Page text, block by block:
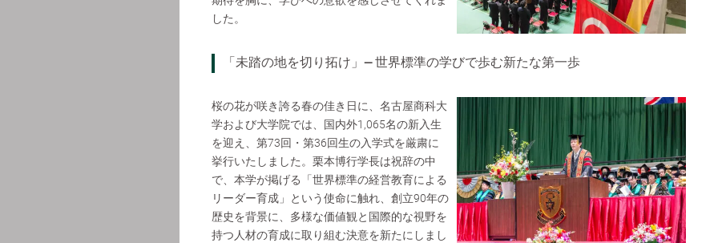
した。
「未踏の地を切り拓け」— 世界標準の学びで歩む新たな第一歩
桜の花が咲き誇る春の佳き日に、名古屋商科大
学および大学院では、国内外1,065名の新入生
を迎え、第73回・第36回生の入学式を厳粛に
挙行いたしました。栗本博行学長は祝辞の中
で、本学が掲げる「世界標準の経営教育による
リーダー育成」という使命に触れ、創立90年の
歴史を背景に、多様な価値観と国際的な視野を
持つ人材の育成に取り組む決意を新たにしまし